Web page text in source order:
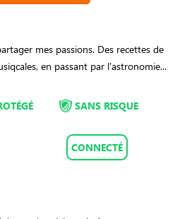
mes passions. Des recettes de
en passant par l'astronomie...
SANS RISQUE
CONNECTÉ